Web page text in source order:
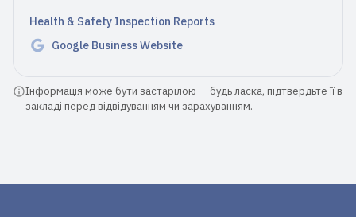
Health & Safety Inspection Reports
Google Business Website
Інформація може бути застарілою — будь ласка, підтвердьте її в
закладі перед відвідуванням чи зарахуванням.